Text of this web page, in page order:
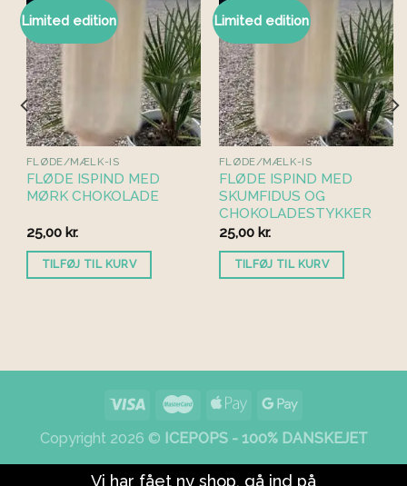
Limited edition
FLØDE/MÆLK-IS
FLØDE ISPIND MED
MØRK CHOKOLADE
25,00 kr.
TILFØJ TIL KURV
Limited edition
FLØDE/MÆLK-IS
FLØDE ISPIND MED
SKUMFIDUS OG
CHOKOLADESTYKKER
25,00 kr.
TILFØJ TIL KURV
Copyright 2026 © ICEPOPS - 100% DANSKEJET
Vi har fået ny shop, gå ind på